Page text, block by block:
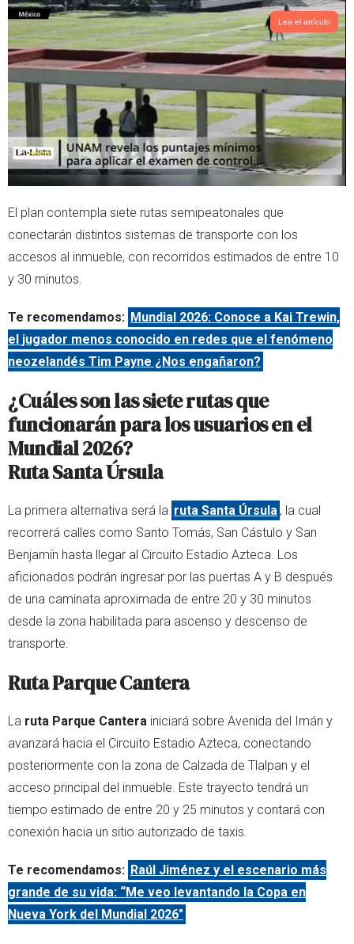
Lea el artículo
El plan contempla siete rutas semipeatonales que
conectarán distintos sistemas de transporte con los
accesos al inmueble, con recorridos estimados de entre 10
y 30 minutos.
Te recomendamos: Mundial 2026: Conoce a Kai Trewin,
el jugador menos conocido en redes que el fenómeno
neozelandés Tim Payne ¿Nos engañaron?
¿Cuáles son las siete rutas que
funcionarán para los usuarios en el
Mundial 2026?
Ruta Santa Úrsula
La primera alternativa será la ruta Santa Úrsula , la cual
recorrerá calles como Santo Tomás, San Cástulo y San
Benjamín hasta llegar al Circuito Estadio Azteca. Los
aficionados podrán ingresar por las puertas A y B después
de una caminata aproximada de entre 20 y 30 minutos
desde la zona habilitada para ascenso y descenso de
transporte.
Ruta Parque Cantera
La ruta Parque Cantera iniciará sobre Avenida del Imán y
avanzará hacia el Circuito Estadio Azteca, conectando
posteriormente con la zona de Calzada de Tlalpan y el
acceso principal del inmueble. Este trayecto tendrá un
tiempo estimado de entre 20 y 25 minutos y contará con
conexión hacia un sitio autorizado de taxis.
Te recomendamos: Raúl Jiménez y el escenario más
grande de su vida: “Me veo levantando la Copa en
Nueva York del Mundial 2026"